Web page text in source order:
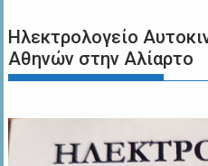
Ηλεκτρολογείο
Αθηνών στην Αλίαρτο